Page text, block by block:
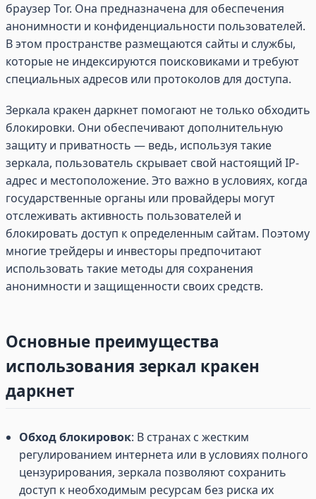
браузер Tor. Она предназначена для обеспечения
анонимности и конфиденциальности пользователей.
В этом пространстве размещаются сайты и службы,
которые не индексируются поисковиками и требуют
специальных адресов или протоколов для доступа.
Зеркала кракен даркнет помогают не только обходить
блокировки. Они обеспечивают дополнительную
защиту и приватность — ведь, используя такие
зеркала, пользователь скрывает свой настоящий IP-
адрес и местоположение. Это важно в условиях, когда
государственные органы или провайдеры могут
отслеживать активность пользователей и
блокировать доступ к определенным сайтам. Поэтому
многие трейдеры и инвесторы предпочитают
использовать такие методы для сохранения
анонимности и защищенности своих средств.
Основные преимущества
использования зеркал кракен
даркнет
Обход блокировок: В странах с жестким
регулированием интернета или в условиях полного
цензурирования, зеркала позволяют сохранить
доступ к необходимым ресурсам без риска их